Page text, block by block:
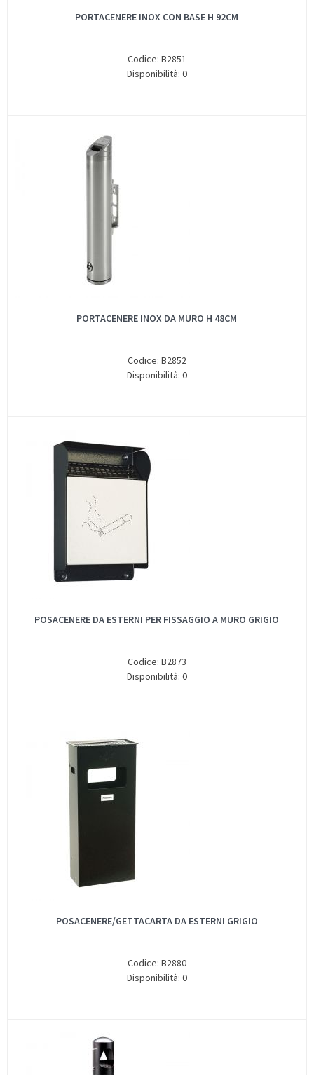
PORTACENERE INOX CON BASE H 92CM
Codice: B2851
Disponibilità: 0
PORTACENERE INOX DA MURO H 48CM
Codice: B2852
Disponibilità: 0
POSACENERE DA ESTERNI PER FISSAGGIO A MURO GRIGIO
Codice: B2873
Disponibilità: 0
POSACENERE/GETTACARTA DA ESTERNI GRIGIO
Codice: B2880
Disponibilità: 0